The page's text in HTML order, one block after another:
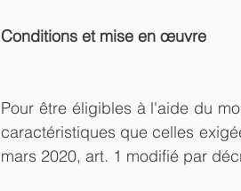
Conditions et mise en œuvre
Pour être éligibles à l'aide du
caractéristiques que celles
mars 2020, art. 1 modifié par